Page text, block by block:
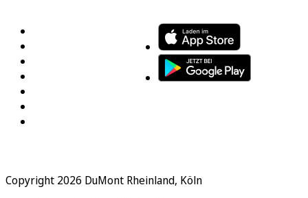
Copyright 2026 DuMont Rheinland, Köln